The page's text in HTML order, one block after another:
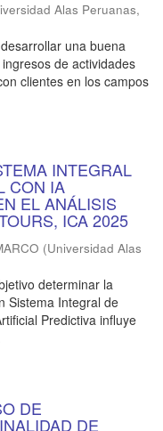
Alas Peruanas,
una buena
de actividades
clientes en los campos
INTEGRAL
CON IA
EL ANÁLISIS
ICA 2025
(Universidad Alas
determinar la
Sistema Integral de
Predictiva influye
DE
DE